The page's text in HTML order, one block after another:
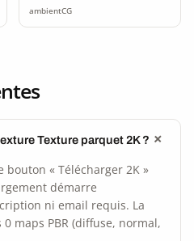
ambientCG
Texture parquet 2K ?
« Télécharger 2K »
démarre
ni email requis. La
maps PBR (diffuse, normal,